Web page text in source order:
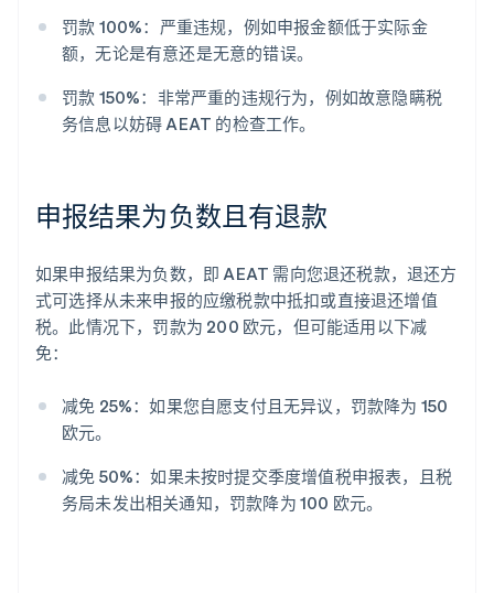
罚款 100%：严重违规，例如申报金额低于实际金
额，无论是有意还是无意的错误。
罚款 150%：非常严重的违规行为，例如故意隐瞒税
务信息以妨碍 AEAT 的检查工作。
申报结果为负数且有退款
如果申报结果为负数，即 AEAT 需向您退还税款，退还方
式可选择从未来申报的应缴税款中抵扣或直接退还增值
税。此情况下，罚款为 200 欧元，但可能适用以下减
免：
减免 25%：如果您自愿支付且无异议，罚款降为 150
欧元。
减免 50%：如果未按时提交季度增值税申报表，且税
务局未发出相关通知，罚款降为 100 欧元。